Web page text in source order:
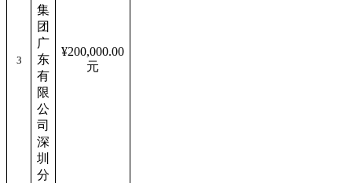
3
集
团
广
东
有
限
公
司
深
圳
分
¥200,000.00
元